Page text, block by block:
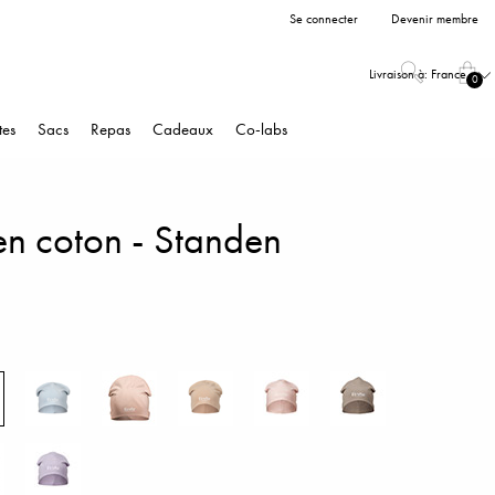
Se connecter Devenir membre
Livraison à: France 0
Sacs Repas Cadeaux Co-labs
coton - Standen